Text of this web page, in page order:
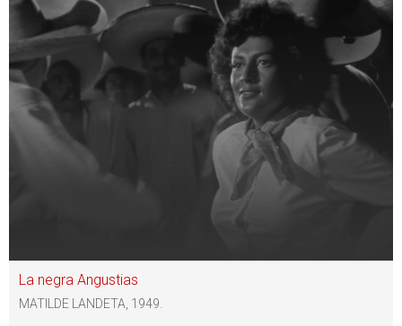
La negra Angustias
MATILDE LANDETA, 1949.